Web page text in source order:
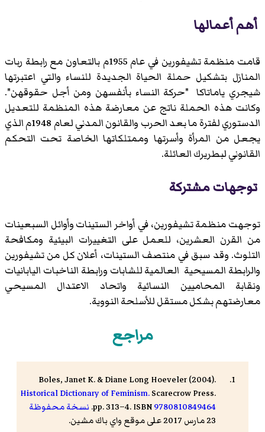
أهم أعمالها
قامت منظمة تشيفورين في عام 1955م بالتعاون مع رابطة ربات
المنازل بتشكيل حملة الحياة الجديدة للنساء والتي اعتبرتها
شيجري ياماتاكا "حركة النساء بأنفسهن ومن أجل حقوقهن".
وكانت هذه الحملة ناتج عن معارضة هذه المنظمة للتعديل
الدستوري لفترة ما بعد الحرب والقانون المدني لعام 1948م الذي
يجعل من المرأة وأسرتها وممتلكاتها الخاصة تحت التحكم
القانوني لبطريرك العائلة.
توجهات مشتركة
توجهت منظمة تشيفورين، في أواخر الستينات وأوائل السبعينات
من القرن العشرين، للعمل على التغييرات البيئية ومكافحة
التلوث. وقد سبق في منتصف الستينات، أعلان كل من تشيفورين
والرابطة المسيحية العالمية للشابات ورابطة الناخبات اليابانيات
ونقابة المحاميين النسائية واتحاد الاعتدال المسيحي
معارضتهم بشكل مستقل للأسلحة النووية.
مراجع
Boles, Janet K. & Diane Long Hoeveler (2004).
Historical Dictionary of Feminism.Scarecrow Press.
pp. 313–4.ISBN9780810849464
. نسخة محفوظة
23 مارس 2017 على موقع واي باك مشين.